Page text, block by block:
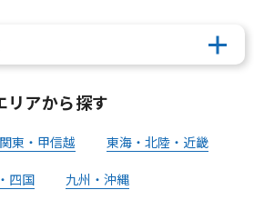
リアから探す
関東・甲信越 東海・北陸・近畿
四国 九州・沖縄